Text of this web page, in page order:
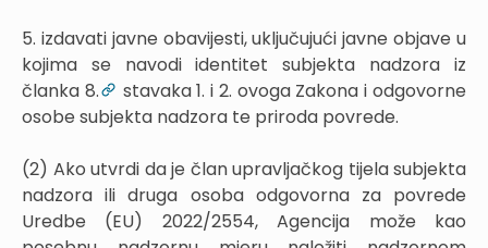
5. izdavati javne obavijesti, uključujući javne objave u
kojima se navodi identitet subjekta nadzora iz
članka 8.
stavaka 1. i 2. ovoga Zakona i odgovorne
osobe subjekta nadzora te priroda povrede.
(2) Ako utvrdi da je član upravljačkog tijela subjekta
nadzora ili druga osoba odgovorna za povrede
Uredbe (EU) 2022/2554, Agencija može kao